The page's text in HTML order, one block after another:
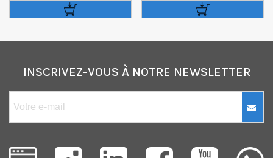
32,4x42,5cm
INSCRIVEZ-VOUS À NOTRE NEWSLETTER